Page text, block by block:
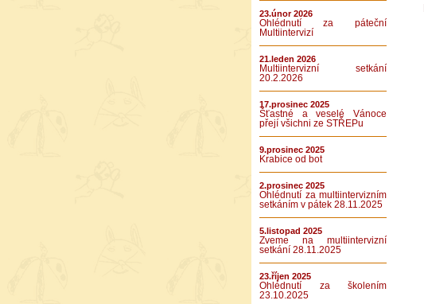
23.únor 2026
Ohlédnutí za páteční
Multiintervizí
21.leden 2026
Multiintervizní setkání
20.2.2026
17.prosinec 2025
Šťastné a veselé Vánoce
přejí všichni ze STŘEPu
9.prosinec 2025
Krabice od bot
2.prosinec 2025
Ohlédnutí za multiintervizním
setkáním v pátek 28.11.2025
5.listopad 2025
Zveme na multiintervizní
setkání 28.11.2025
23.říjen 2025
Ohlédnutí za školením
23.10.2025